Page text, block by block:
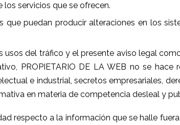
servicios que se ofrecen.
puedan producir alteraciones en los
del tráfico y el presente aviso legal
PROPIETARIO DE LA WEB no se hace
e industrial, secretos empresariales,
en materia de competencia desleal y
respecto a la información que se halle